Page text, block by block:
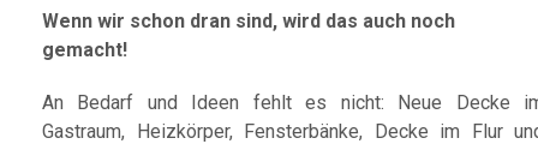
Wenn wir schon dran sind, wird das auch noch
gemacht!
An Bedarf und Ideen fehlt es nicht: Neue Decke
Gastraum, Heizkörper, Fensterbänke, Decke im Flur